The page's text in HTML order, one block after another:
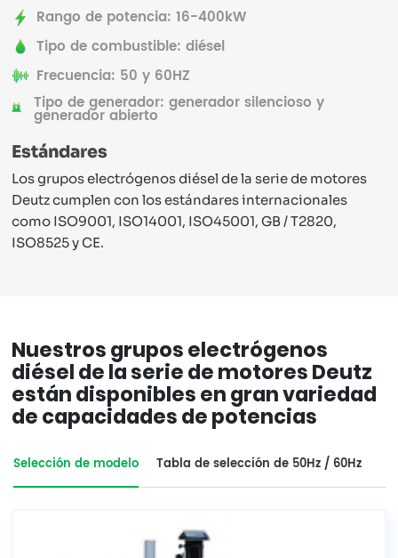
Rango de potencia: 16-400kW
Tipo de combustible: diésel
Frecuencia: 50 y 60HZ
Tipo de generador: generador silencioso y
generador abierto
Estándares
Los grupos electrógenos diésel de la serie de motores
Deutz cumplen con los estándares internacionales
como ISO9001, ISO14001, ISO45001, GB / T2820,
ISO8525 y CE.
Nuestros grupos electrógenos
diésel de la serie de motores Deutz
están disponibles en gran variedad
de capacidades de potencias
Selección de modelo Tabla de selección de 50Hz / 60Hz